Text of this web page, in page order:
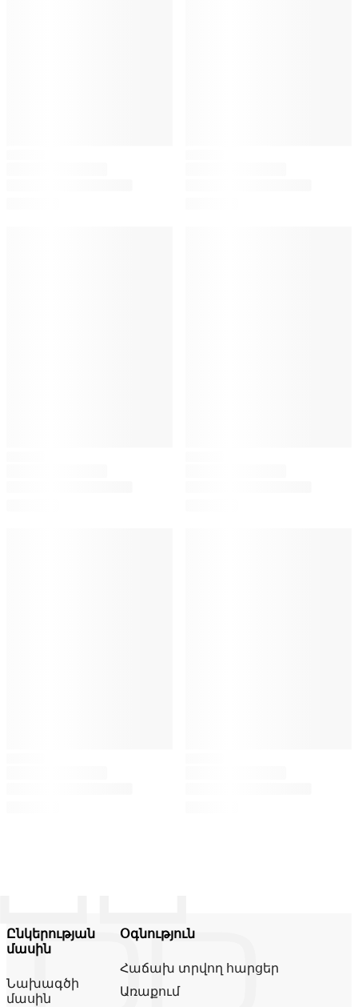
Ընկերության
մասին
Նախագծի
մասին
Օգնություն
Հաճախ տրվող հարցեր
Առաքում